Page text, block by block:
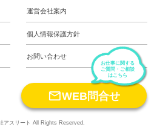
運営会社案内
個人情報保護方針
お問い合わせ
お仕事に関する
ご質問・ご相談
はこちら
WEB問合せ
アスリート All Rights Reserved.